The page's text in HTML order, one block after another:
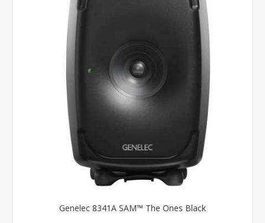
Genelec 8341A SAM™ The Ones Black